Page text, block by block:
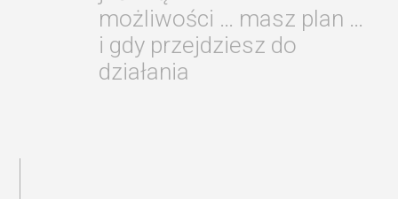
możliwości … masz plan …
i gdy przejdziesz do
działania